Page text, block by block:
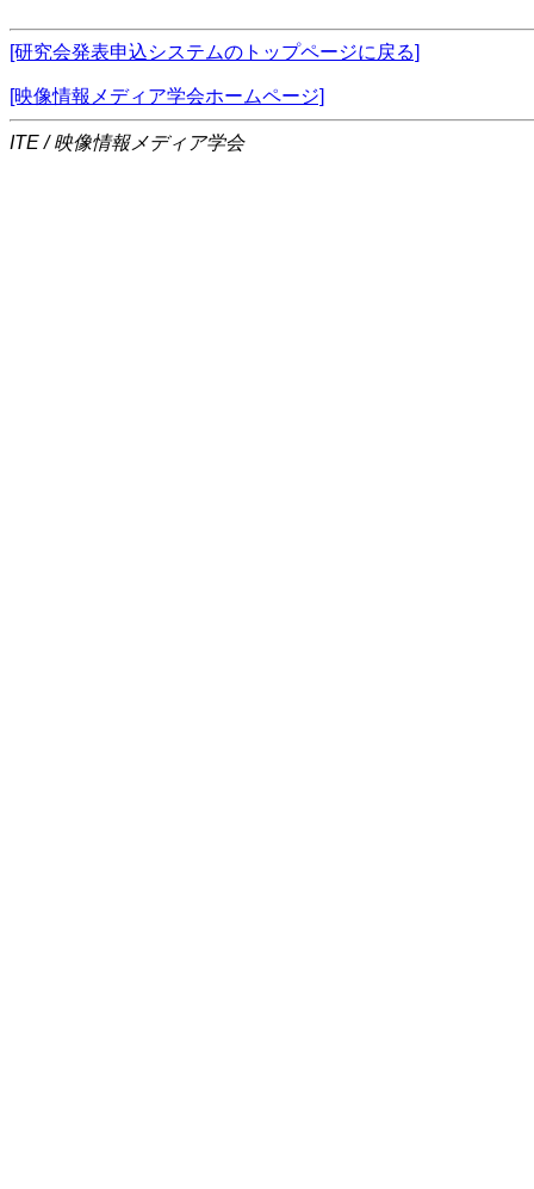
[研究会発表申込システムのトップページに戻る]
[映像情報メディア学会ホームページ]
ITE / 映像情報メディア学会